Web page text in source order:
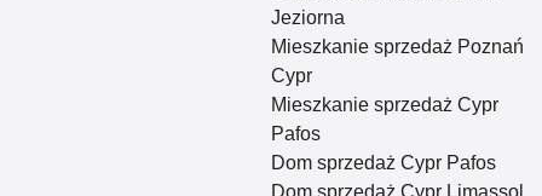
Jeziorna
Mieszkanie sprzedaż Poznań
Cypr
Mieszkanie sprzedaż Cypr
Pafos
Dom sprzedaż Cypr Pafos
Dom sprzedaż Cypr Limassol